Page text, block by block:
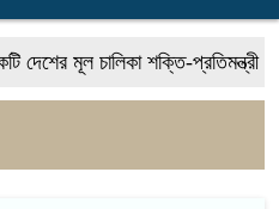
মূল চালিকা শক্তি-প্রতিমন্ত্রী